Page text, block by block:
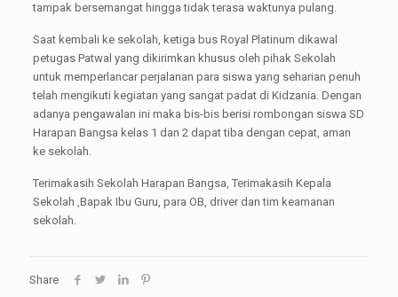
tampak bersemangat hingga tidak terasa waktunya pulang.
Saat kembali ke sekolah, ketiga bus Royal Platinum dikawal
petugas Patwal yang dikirimkan khusus oleh pihak Sekolah
untuk memperlancar perjalanan para siswa yang seharian penuh
telah mengikuti kegiatan yang sangat padat di Kidzania. Dengan
adanya pengawalan ini maka bis-bis berisi rombongan siswa SD
Harapan Bangsa kelas 1 dan 2 dapat tiba dengan cepat, aman
ke sekolah.
Terimakasih Sekolah Harapan Bangsa, Terimakasih Kepala
Sekolah ,Bapak Ibu Guru, para OB, driver dan tim keamanan
sekolah.
Share